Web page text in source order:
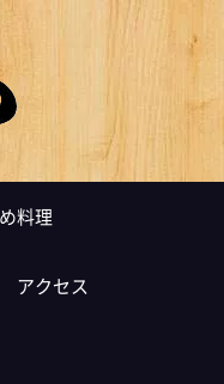
料理
アクセス